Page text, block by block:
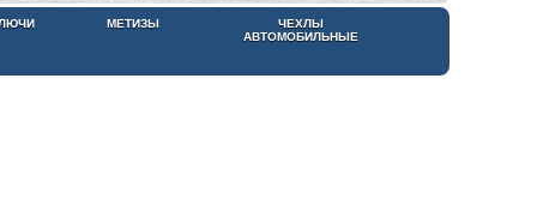
МЕТИЗЫ
ЧЕХЛЫ
АВТОМОБИЛЬНЫЕ